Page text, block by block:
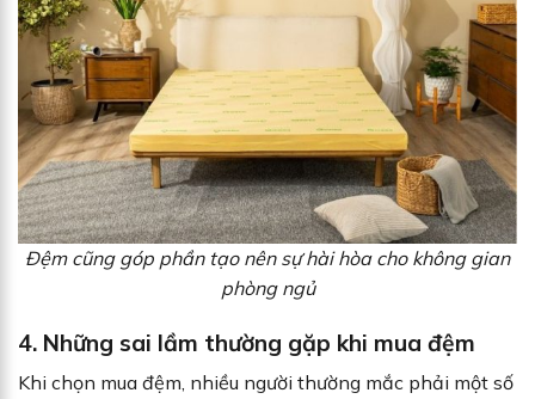
Đệm cũng góp phần tạo nên sự hài hòa cho không gian
phòng ngủ
4. Những sai lầm thường gặp khi mua đệm
Khi chọn mua đệm, nhiều người thường mắc phải một số